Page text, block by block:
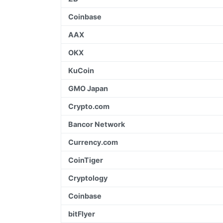
Coinbase
AAX
OKX
KuCoin
GMO Japan
Crypto.com
Bancor Network
Currency.com
CoinTiger
Cryptology
Coinbase
bitFlyer